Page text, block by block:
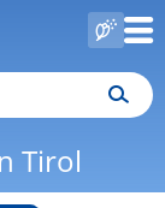
Tirol